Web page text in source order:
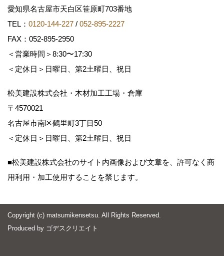
愛知県名古屋市天白区笹原町703番地
TEL： 0120-144-227 / 052-895-2227
FAX：052-895-2950
＜営業時間＞8:30〜17:30
＜定休日＞日曜日、第2土曜日、祝日
松美建設株式会社・木材加工工場・倉庫
〒4570021
名古屋市南区鶴里町3丁目50
＜定休日＞日曜日、第2土曜日、祝日
■松美建設株式会社のサイト内画像および文章を、許可なく商
用利用・加工使用することを禁じます。
Copyright (c) matsumikensetsu. All Rights Reserved.
Produced by ゴデスクリエイト